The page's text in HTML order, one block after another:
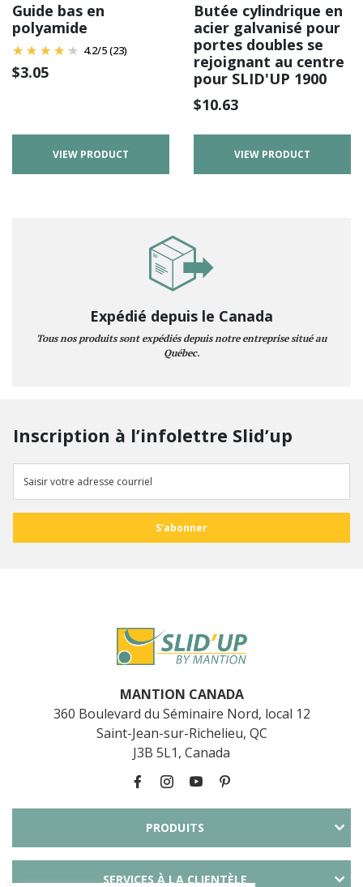
Guide bas en
polyamide
4.2/5(23)
$3.05
VIEW PRODUCT
Butée cylindrique en
acier galvanisé pour
portes doubles se
rejoignant au centre
pour SLID'UP 1900
$10.63
VIEW PRODUCT
Expédié depuis le Canada
Tous nos produits sont expédiés depuis notre entreprise situé au
Québec.
Inscription à l’infolettre Slid’up
MANTION CANADA
360 Boulevard du Séminaire Nord, local 12
Saint-Jean-sur-Richelieu, QC
J3B 5L1, Canada
PRODUITS
SERVICES À LA CLIENTÈLE